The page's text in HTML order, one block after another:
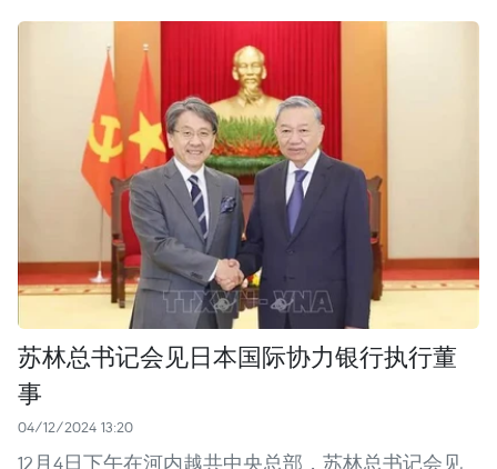
苏林总书记会见日本国际协力银行执行董
事
04/12/2024 13:20
12月4日下午在河内越共中央总部，苏林总书记会见